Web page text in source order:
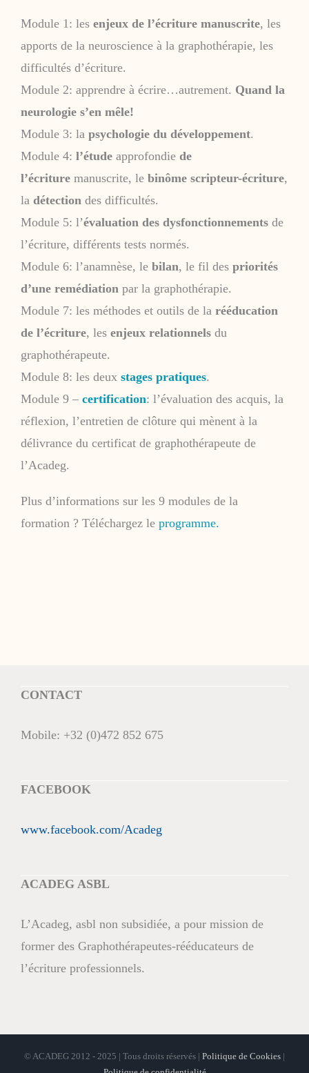
Module 1: les enjeux de l’écriture manuscrite, les
apports de la neuroscience à la graphothérapie, les
difficultés d’écriture.
Module 2: apprendre à écrire…autrement. Quand la
neurologie s’en mêle!
Module 3: la psychologie du développement.
Module 4: l’étude approfondie de
l’écriture manuscrite, le binôme scripteur-écriture,
la détection des difficultés.
Module 5: l’évaluation des dysfonctionnements de
l’écriture, différents tests normés.
Module 6: l’anamnèse, le bilan, le fil des priorités
d’une remédiation par la graphothérapie.
Module 7: les méthodes et outils de la rééducation
de l’écriture, les enjeux relationnels du
graphothérapeute.
Module 8: les deux stages pratiques.
Module 9 – certification: l’évaluation des acquis, la
réflexion, l’entretien de clôture qui mènent à la
délivrance du certificat de graphothérapeute de
l’Acadeg.
Plus d’informations sur les 9 modules de la
formation ? Téléchargez le programme.
CONTACT
Mobile: +32 (0)472 852 675
FACEBOOK
www.facebook.com/Acadeg
ACADEG ASBL
L’Acadeg, asbl non subsidiée, a pour mission de
former des Graphothérapeutes-rééducateurs de
l’écriture professionnels.
© ACADEG 2012 - 2025 | Tous droits réservés | Politique de Cookies |